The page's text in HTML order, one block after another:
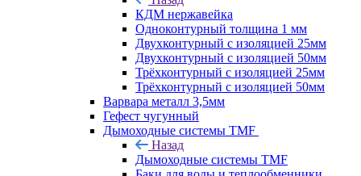
КДМ нержавейка
Одноконтурный толщина 1 мм
Двухконтурный с изоляцией 25мм
Двухконтурный с изоляцией 50мм
Трёхконтурный с изоляцией 25мм
Трёхконтурный с изоляцией 50мм
Варвара металл 3,5мм
Гефест чугунный
Дымоходные системы TMF
Назад
Дымоходные системы TMF